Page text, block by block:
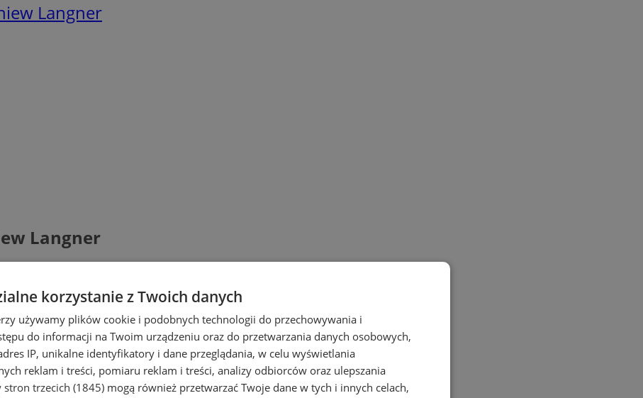
Langner
Langner
korzystanie z Twoich danych
używamy plików cookie i podobnych technologii do przechowywania i
do informacji na Twoim urządzeniu oraz do przetwarzania danych osobowych,
IP, unikalne identyfikatory i dane przeglądania, w celu wyświetlania
reklam i treści, pomiaru reklam i treści, analizy odbiorców oraz ulepszania
stron trzecich (1845) mogą również przetwarzać Twoje dane w tych i innych celach,